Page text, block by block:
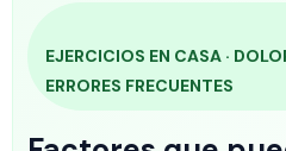
EJERCICIOS EN CASA ·
ERRORES FRECUENTES